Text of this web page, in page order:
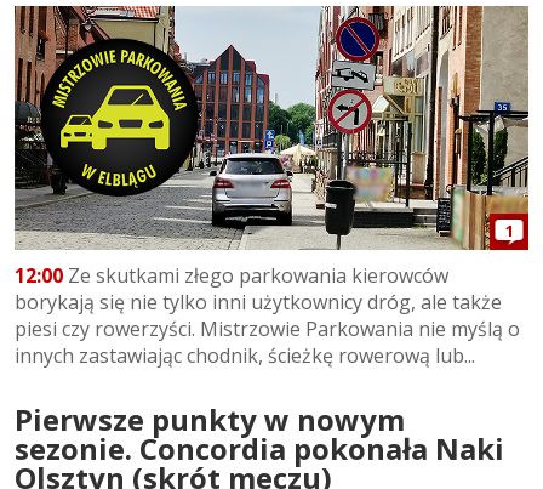
1
12:00 Ze skutkami złego parkowania kierowców
borykają się nie tylko inni użytkownicy dróg, ale także
piesi czy rowerzyści. Mistrzowie Parkowania nie myślą o
innych zastawiając chodnik, ścieżkę rowerową lub...
Pierwsze punkty w nowym
sezonie. Concordia pokonała Naki
Olsztyn (skrót meczu)